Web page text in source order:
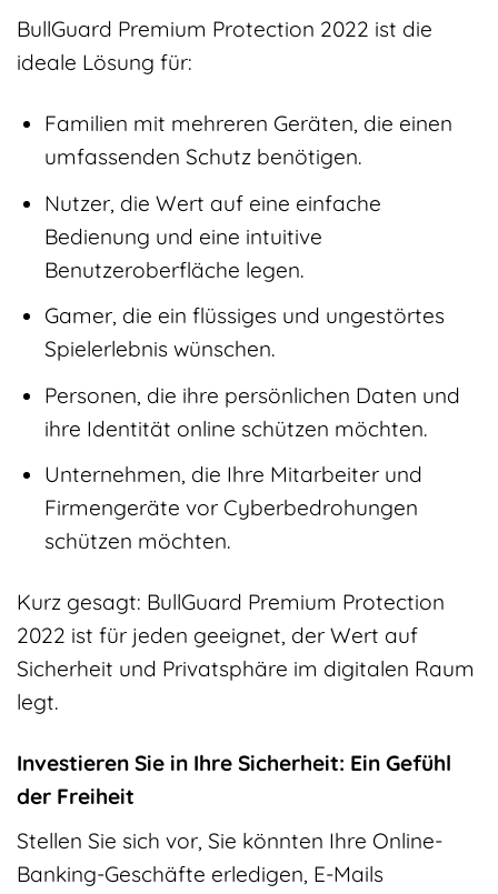
BullGuard Premium Protection 2022 ist die
ideale Lösung für:
Familien mit mehreren Geräten, die einen
umfassenden Schutz benötigen.
Nutzer, die Wert auf eine einfache
Bedienung und eine intuitive
Benutzeroberfläche legen.
Gamer, die ein flüssiges und ungestörtes
Spielerlebnis wünschen.
Personen, die ihre persönlichen Daten und
ihre Identität online schützen möchten.
Unternehmen, die Ihre Mitarbeiter und
Firmengeräte vor Cyberbedrohungen
schützen möchten.
Kurz gesagt: BullGuard Premium Protection
2022 ist für jeden geeignet, der Wert auf
Sicherheit und Privatsphäre im digitalen Raum
legt.
Investieren Sie in Ihre Sicherheit: Ein Gefühl
der Freiheit
Stellen Sie sich vor, Sie könnten Ihre Online-
Banking-Geschäfte erledigen, E-Mails